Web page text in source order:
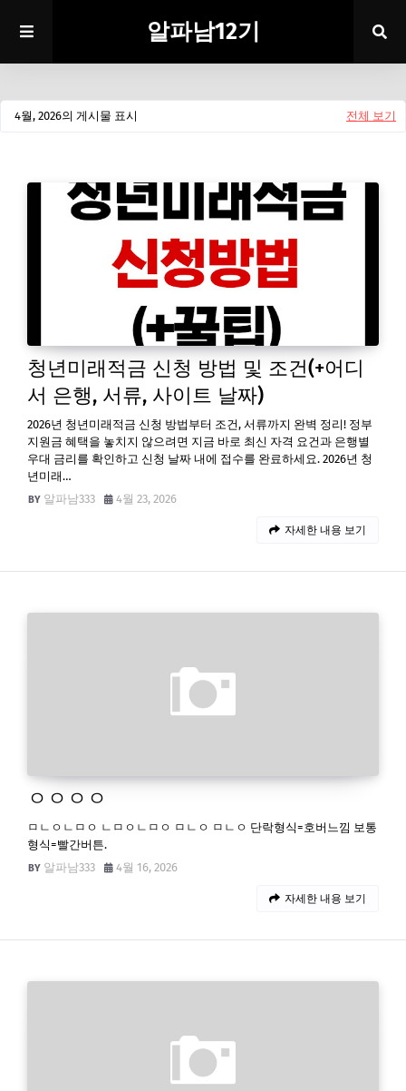
알파남12기
4월, 2026의 게시물 표시 전체 보기
청년미래적금 신청 방법 및 조건(+어디
서 은행, 서류, 사이트 날짜)
2026년 청년미래적금 신청 방법부터 조건, 서류까지 완벽 정리! 정부
지원금 혜택을 놓치지 않으려면 지금 바로 최신 자격 요건과 은행별
우대 금리를 확인하고 신청 날짜 내에 접수를 완료하세요. 2026년 청
년미래…
알파남333
4월 23, 2026
자세한 내용 보기
ㅇㅇㅇㅇ
ㅁㄴㅇㄴㅁㅇ ㄴㅁㅇㄴㅁㅇ ㅁㄴㅇ ㅁㄴㅇ 단락형식=호버느낌 보통
형식=빨간버튼.
알파남333
4월 16, 2026
자세한 내용 보기